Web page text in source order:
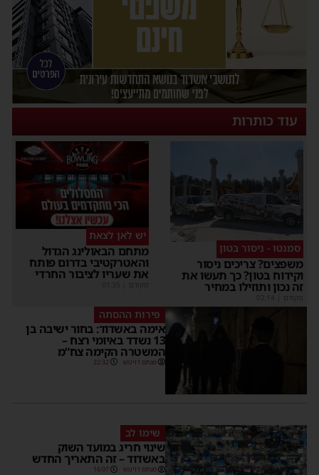
עוד כותרות
סמנטו - ניסור בטון
משפצים? צריכים ניסור
וקידוח בטון? כך תעשו את
זה נכון ותוזילו במחיר
מקודם
יש לאן לצאת
מתחם הבאולינג הגדול
והאטרקטיבי בדרום פותח
את שעריו לציבור החרדי
מקודם
פירות ההסתה
אימה באשדוד: בחור ישיבה בן
13 נשדד באיומי רצח –
המשטרה הקימה צח”מ
מנחם דויטש 22:32
שימו לב
שינוי חריג במועד השוק
באשדוד – זה התאריך החדש
מנחם דויטש 16:07